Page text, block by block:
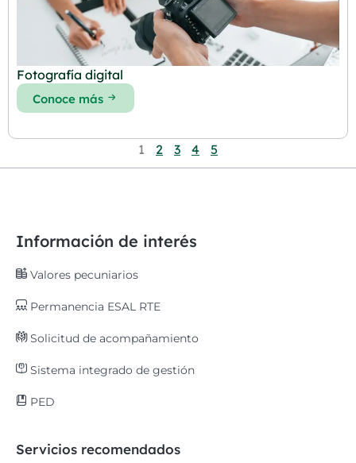
Fotografía digital
Conoce más
1 2 3 4 5
Información de interés
Valores pecuniarios
Permanencia ESAL RTE
Solicitud de acompañamiento
Sistema integrado de gestión
PED
Servicios recomendados